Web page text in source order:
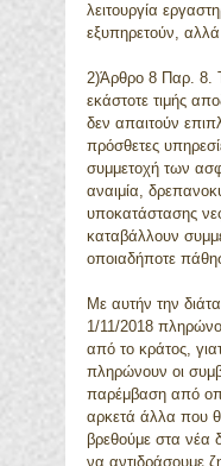
λειτουργία
εξυπηρετούν,
2)Άρθρο 8 Παρ. 8.
εκάστοτε τιμής
δεν απαιτούν
πρόσθετες
συμμετοχή των
αναιμία,
υποκατάστασης
καταβάλλουν
οποιαδήποτε
Με αυτήν την
1/11/2018
από το κράτος,
πληρώνουν οι
παρέμβαση από
αρκετά άλλα που
βρεθούμε στα νέα
να αντιδράσουμε